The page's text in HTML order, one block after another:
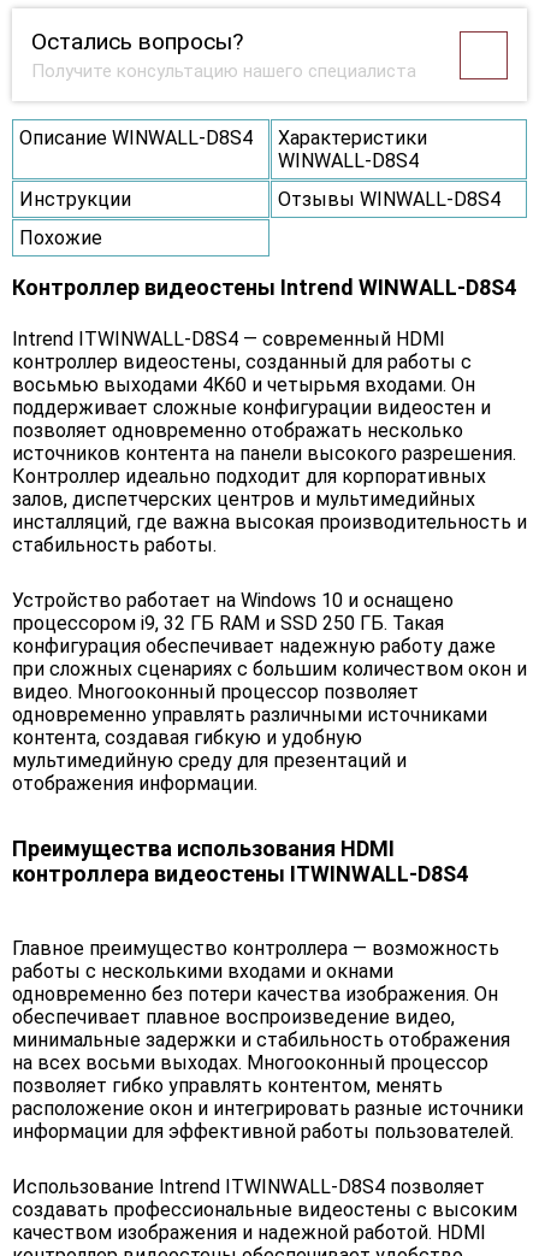
Остались вопросы?
Получите консультацию нашего специалиста
Описание WINWALL-D8S4
Характеристики
WINWALL-D8S4
Инструкции
Отзывы WINWALL-D8S4
Похожие
Контроллер видеостены Intrend WINWALL-D8S4
Intrend ITWINWALL-D8S4 — современный HDMI
контроллер видеостены, созданный для работы с
восьмью выходами 4K60 и четырьмя входами. Он
поддерживает сложные конфигурации видеостен и
позволяет одновременно отображать несколько
источников контента на панели высокого разрешения.
Контроллер идеально подходит для корпоративных
залов, диспетчерских центров и мультимедийных
инсталляций, где важна высокая производительность и
стабильность работы.
Устройство работает на Windows 10 и оснащено
процессором i9, 32 ГБ RAM и SSD 250 ГБ. Такая
конфигурация обеспечивает надежную работу даже
при сложных сценариях с большим количеством окон и
видео. Многооконный процессор позволяет
одновременно управлять различными источниками
контента, создавая гибкую и удобную
мультимедийную среду для презентаций и
отображения информации.
Преимущества использования HDMI
контроллера видеостены ITWINWALL-D8S4
Главное преимущество контроллера — возможность
работы с несколькими входами и окнами
одновременно без потери качества изображения. Он
обеспечивает плавное воспроизведение видео,
минимальные задержки и стабильность отображения
на всех восьми выходах. Многооконный процессор
позволяет гибко управлять контентом, менять
расположение окон и интегрировать разные источники
информации для эффективной работы пользователей.
Использование Intrend ITWINWALL-D8S4 позволяет
создавать профессиональные видеостены с высоким
качеством изображения и надежной работой. HDMI